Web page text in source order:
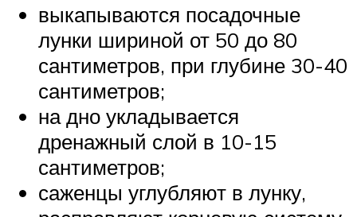
выкапываются посадочные
лунки шириной от 50 до 80
сантиметров, при глубине 30-40
сантиметров;
на дно укладывается
дренажный слой в 10-15
сантиметров;
саженцы углубляют в лунку,